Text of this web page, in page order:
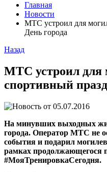
Главная
Новости
МТС устроил для
День города
Назад
МТС устроил для
спортивный
05.07.2016
На минувших выходных
города. Оператор МТС не
события и подарил
рамках продолжающегося
#МояТренировкаСегодня.